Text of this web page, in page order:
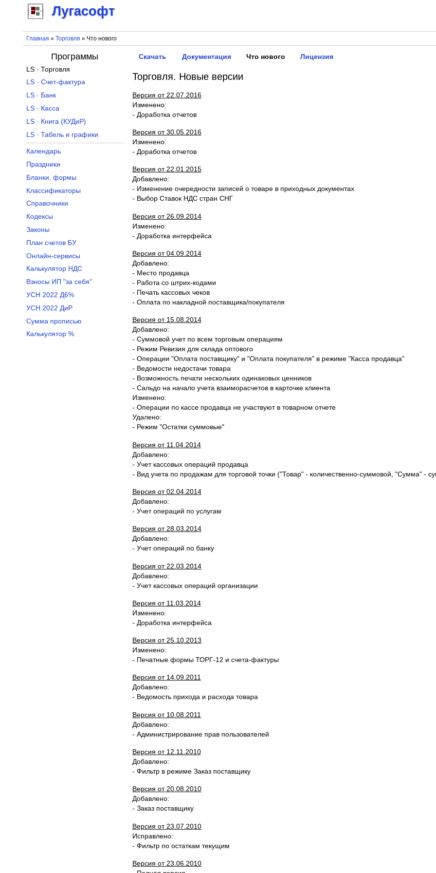
Лугасофт
Главная » Торговля » Что нового
Скачать Документация Что нового Лицензия
Торговля. Новые версии
Версия от 22.07.2016
Изменено:
- Доработка отчетов
Версия от 30.05.2016
Изменено:
- Доработка отчетов
Версия от 22.01.2015
Добавлено:
- Изменение очередности записей о товаре в приходных документах
- Выбор Ставок НДС стран СНГ
Версия от 26.09.2014
Изменено:
- Доработка интерфейса
Версия от 04.09.2014
Добавлено:
- Место продавца
- Работа со штрих-кодами
- Печать кассовых чеков
- Оплата по накладной поставщика/покупателя
Версия от 15.08.2014
Добавлено:
- Суммовой учет по всем торговым операциям
- Режим Ревизия для склада оптового
- Операции "Оплата поставщику" и "Оплата покупателя" в режиме "Касса продавца"
- Ведомости недостачи товара
- Возможность печати нескольких одинаковых ценников
- Сальдо на начало учета взаиморасчетов в карточке клиента
Изменено:
- Операции по кассе продавца не участвуют в товарном отчете
Удалено:
- Режим "Остатки суммовые"
Версия от 11.04.2014
Добавлено:
- Учет кассовых операций продавца
- Вид учета по продажам для торговой точки ("Товар" - количественно-суммовой, "Сумма" -
Версия от 02.04.2014
Добавлено:
- Учет операций по услугам
Версия от 28.03.2014
Добавлено:
- Учет операций по банку
Версия от 22.03.2014
Добавлено:
- Учет кассовых операций организации
Версия от 11.03.2014
Изменено:
- Доработка интерфейса
Версия от 25.10.2013
Изменено:
- Печатные формы ТОРГ-12 и счета-фактуры
Версия от 14.09.2011
Добавлено:
- Ведомость прихода и расхода товара
Версия от 10.08.2011
Добавлено:
- Администрирование прав пользователей
Версия от 12.11.2010
Добавлено:
- Фильтр в режиме Заказ поставщику
Версия от 20.08.2010
Добавлено:
- Заказ поставщику
Версия от 23.07.2010
Исправлено:
- Фильтр по остаткам текущим
Версия от 23.06.2010
Программы
LS · Торговля
LS · Счет-фактура
LS · Банк
LS · Касса
LS · Книга (КУДиР)
LS · Табель и графики
Календарь
Праздники
Бланки, формы
Классификаторы
Справочники
Кодексы
Законы
План счетов БУ
Онлайн-сервисы
Калькулятор НДС
Взносы ИП "за себя"
УСН 2022 Д6%
УСН 2022 ДиР
Сумма прописью
Калькулятор %